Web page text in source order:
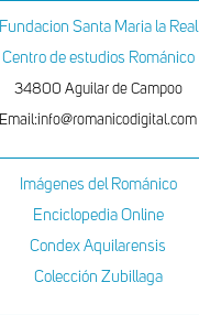
Fundacion Santa Maria la Real
Centro de estudios Románico
34800 Aguilar de Campoo
Email:info@romanicodigital.com
Imágenes del Románico
Enciclopedia Online
Condex Aquilarensis
Colección Zubillaga